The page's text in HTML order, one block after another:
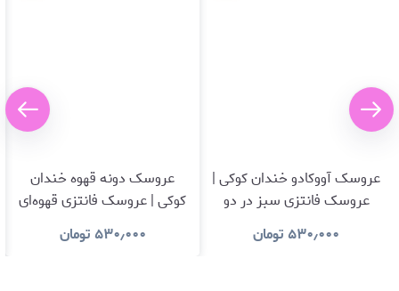
عروسک آووکادو خندان کوکی |
عروسک فانتزی سبز در دو
سایز 🥑
۵۳۰٫۰۰۰تومان
عروسک دونه قهوه خندان
کوکی | عروسک فانتزی قهوه‌ای
۵۳۰٫۰۰۰تومان